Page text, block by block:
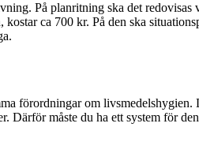
På planritning ska det redovisas
ca 700 kr. På den ska
förordningar om livsmedelshygien.
Därför måste du ha ett system för